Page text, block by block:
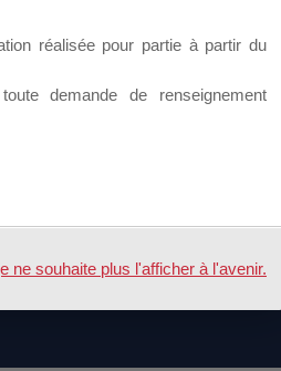
réalisée pour partie à partir du
demande de renseignement
ne souhaite plus l'afficher à l'avenir.